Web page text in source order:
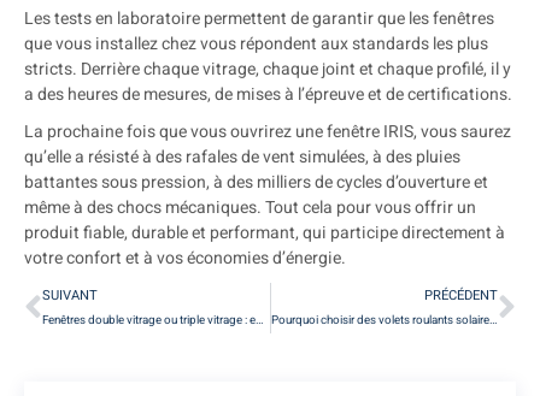
Les tests en laboratoire permettent de garantir que les fenêtres
que vous installez chez vous répondent aux standards les plus
stricts. Derrière chaque vitrage, chaque joint et chaque profilé, il y
a des heures de mesures, de mises à l’épreuve et de certifications.
La prochaine fois que vous ouvrirez une fenêtre IRIS, vous saurez
qu’elle a résisté à des rafales de vent simulées, à des pluies
battantes sous pression, à des milliers de cycles d’ouverture et
même à des chocs mécaniques. Tout cela pour vous offrir un
produit fiable, durable et performant, qui participe directement à
votre confort et à vos économies d’énergie.
SUIVANT
Fenêtres double vitrage ou triple vitrage : est-ce que la différence de prix vaut le coup ?
PRÉCÉDENT
Pourquoi choisir des volets roulants solaires ?